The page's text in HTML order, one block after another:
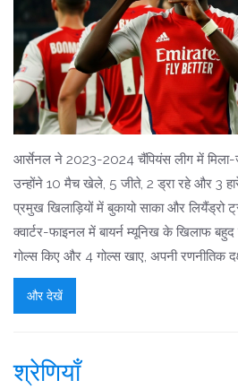
आर्सेनल ने 2023-2024 चैंपियंस लीग में मिला-
उन्होंने 10 मैच खेले, 5 जीते, 2 ड्रा रहे और 3
प्रमुख खिलाड़ियों में बुकायो साका और लियैंड्रो
क्वार्टर-फाइनल में बायर्न म्यूनिख के खिलाफ बहुद
गोल्स किए और 4 गोल्स खाए, अपनी रणनीतिक
और देखें
श्रेणियाँ